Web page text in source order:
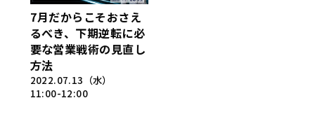
7月だからこそおさえ
るべき、下期逆転に必
要な営業戦術の見直し
方法
2022.07.13（水）
11:00-12:00